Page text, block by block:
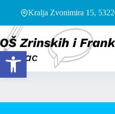
Open toolbar
Kralja Zvonimira 15,